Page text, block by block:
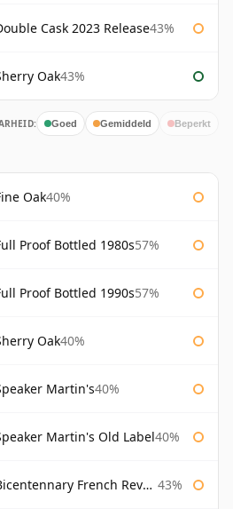
Cask 2023 Release43%
Oak43%
Goed Gemiddeld Beperkt
Oak40%
Proof Bottled 1980s57%
Proof Bottled 1990s57%
Oak40%
Martin's40%
Martin's Old Label40%
French Revolution 43%